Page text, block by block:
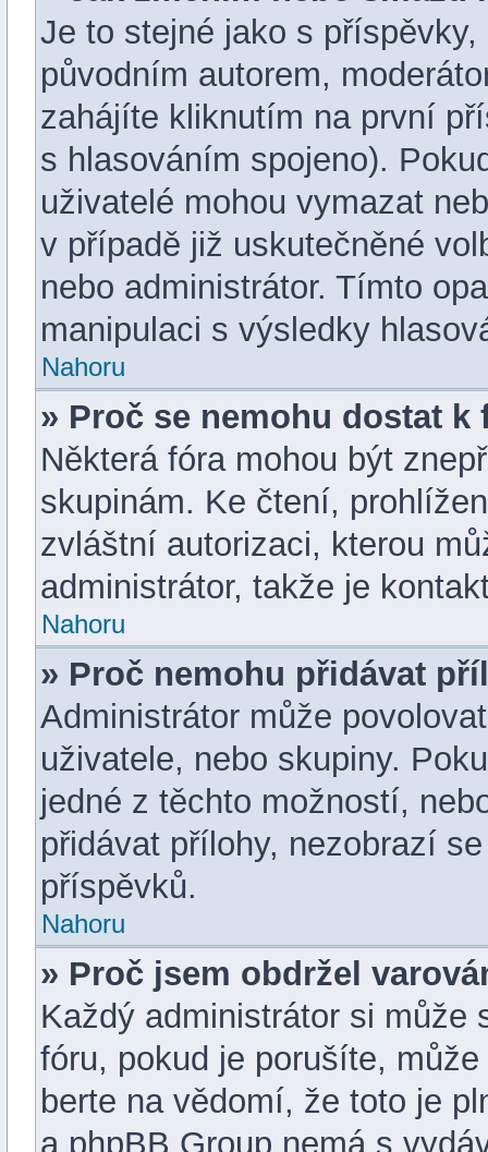
Je to stejné jako s
původním autorem,
zahájíte kliknutím na první
s hlasováním spojeno).
uživatelé mohou vymazat
v případě již uskutečněné
nebo administrátor. Tímto
manipulaci s výsledky
Nahoru
» Proč se nemohu dostat k
Některá fóra mohou být
skupinám. Ke čtení,
zvláštní autorizaci, kterou
administrátor, takže je
Nahoru
» Proč nemohu přidávat
Administrátor může
uživatele, nebo skupiny.
jedné z těchto možností,
přidávat přílohy, nezobrazí
příspěvků.
Nahoru
» Proč jsem obdržel
Každý administrátor si může
fóru, pokud je porušíte,
berte na vědomí, že toto je
a phpBB Group nemá s